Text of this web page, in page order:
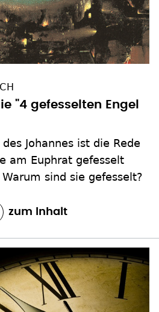
"4 gefesselten Engel
Johannes ist die Rede
am Euphrat gefesselt
sind sie gefesselt?
zum Inhalt